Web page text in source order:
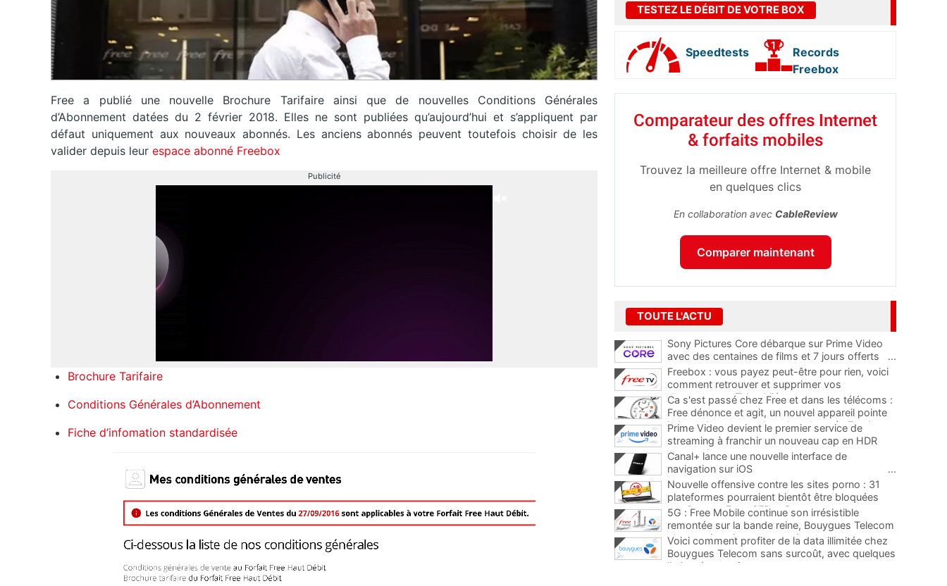
Free a publié une nouvelle Brochure Tarifaire ainsi que de nouvelles Conditions Générales
d’Abonnement datées du 2 février 2018. Elles ne sont publiées qu’aujourd’hui et s’appliquent par
défaut uniquement aux nouveaux abonnés. Les anciens abonnés peuvent toutefois choisir de les
valider depuis leur espace abonné Freebox
Publicité
Brochure Tarifaire
Conditions Générales d’Abonnement
Fiche d’infomation standardisée
TESTEZ LE DÉBIT DE VOTRE BOX
Speedtests
Records
Freebox
Comparateur des offres Internet
& forfaits mobiles
Trouvez la meilleure offre Internet & mobile
en quelques clics
En collaboration avec CableReview
Comparer maintenant
TOUTE L'ACTU
Sony Pictures Core débarque sur Prime Video
avec des centaines de films et 7 jours offerts
...
Freebox : vous payez peut-être pour rien, voici
comment retrouver et supprimer vos
abonnements TV oubliés
...
Ca s'est passé chez Free et dans les télécoms :
Free dénonce et agit, un nouvel appareil pointe
le bout de son nez chez des abonnés Freebox...
Prime Video devient le premier service de
streaming à franchir un nouveau cap en HDR
avec ce lancement
Canal+ lance une nouvelle interface de
navigation sur iOS
...
Nouvelle offensive contre les sites porno : 31
plateformes pourraient bientôt être bloquées
par Orange, Free, SFR et Bouygues
5G : Free Mobile continue son irrésistible
remontée sur la bande reine, Bouygues Telecom
plus que jamais sous pression
Voici comment profiter de la data illimitée chez
Bouygues Telecom sans surcoût, avec quelques
limites à connaître